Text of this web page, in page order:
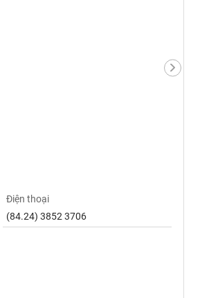
Điện thoại
(84.24) 3852 3706